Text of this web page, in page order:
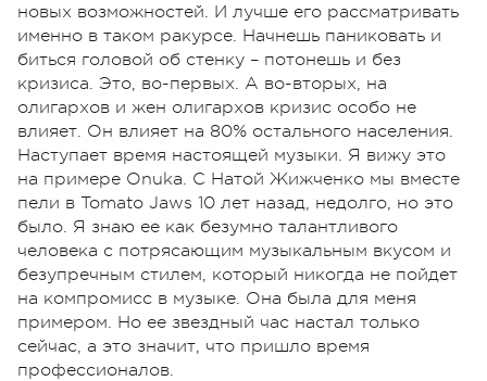
новых возможностей. И лучше его рассматривать
именно в таком ракурсе. Начнешь паниковать и
биться головой об стенку – потонешь и без
кризиса. Это, во-первых. А во-вторых, на
олигархов и жен олигархов кризис особо не
влияет. Он влияет на 80% остального населения.
Наступает время настоящей музыки. Я вижу это
на примере Onuka. С Натой Жижченко мы вместе
пели в Tomato Jaws 10 лет назад, недолго, но это
было. Я знаю ее как безумно талантливого
человека с потрясающим музыкальным вкусом и
безупречным стилем, который никогда не пойдет
на компромисс в музыке. Она была для меня
примером. Но ее звездный час настал только
сейчас, а это значит, что пришло время
профессионалов.